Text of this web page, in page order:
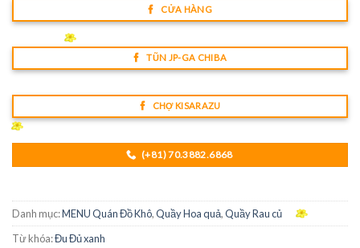
CỬA HÀNG
TŨN JP-GA CHIBA
CHỢ KISARAZU
(+81) 70.3882.6868
Danh mục:MENU Quán Đồ Khô,Quầy Hoa quả,Quầy Rau củ
Từ khóa:Đu Đủ xanh